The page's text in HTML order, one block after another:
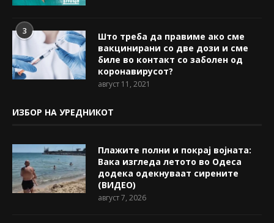
3
Што треба да правиме ако сме
вакцинирани со две дози и сме
биле во контакт со заболен од
коронавирусот?
август 11, 2021
ИЗБОР НА УРЕДНИКОТ
Плажите полни и покрај војната:
Вака изгледа летото во Одеса
додека одекнуваат сирените
(ВИДЕО)
август 7, 2026